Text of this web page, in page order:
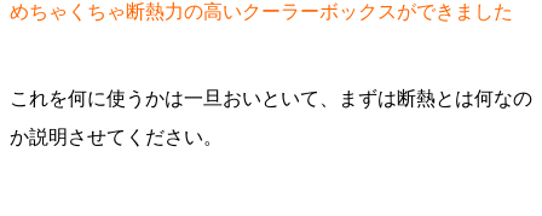
めちゃくちゃ断熱力の高いクーラーボックスができました
これを何に使うかは一旦おいといて、まずは断熱とは何なの
か説明させてください。